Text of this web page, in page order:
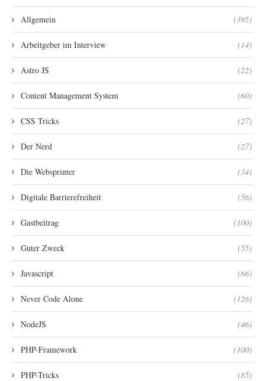
Allgemein (395)
Arbeitgeber im Interview (14)
Astro JS (22)
Content Management System (60)
CSS Tricks (27)
Der Nerd (27)
Die Websprinter (34)
Digitale Barrierefreiheit (56)
Gastbeitrag (100)
Guter Zweck (55)
Javascript (66)
Never Code Alone (126)
NodeJS (46)
PHP-Framework (100)
PHP-Tricks (85)